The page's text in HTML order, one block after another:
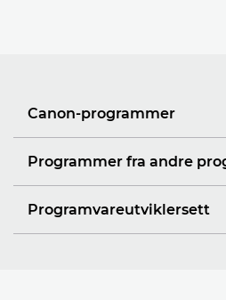
Canon-programmer
Programmer fra andre
Programvareutviklersett